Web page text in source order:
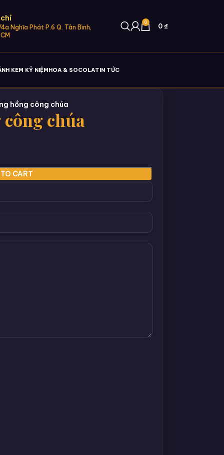
Nghĩa Phát P.6 Q. Tân Bình,
0 0₫
KEM KỶ NIỆMHOA & SOCOLATIN TỨC
hồng công chúa
chúa
CART